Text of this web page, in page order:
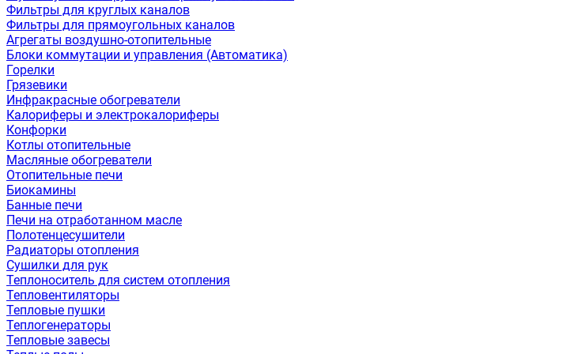
Фильтры для круглых каналов
Фильтры для прямоугольных каналов
Агрегаты воздушно-отопительные
Блоки коммутации и управления (Автоматика)
Горелки
Грязевики
Инфракрасные обогреватели
Калориферы и электрокалориферы
Конфорки
Котлы отопительные
Масляные обогреватели
Отопительные печи
Биокамины
Банные печи
Печи на отработанном масле
Полотенцесушители
Радиаторы отопления
Сушилки для рук
Теплоноситель для систем отопления
Тепловентиляторы
Тепловые пушки
Теплогенераторы
Тепловые завесы